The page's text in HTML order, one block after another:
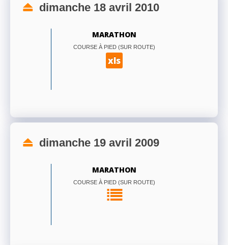
dimanche 18 avril 2010
MARATHON
COURSE À PIED (SUR ROUTE)
xls
dimanche 19 avril 2009
MARATHON
COURSE À PIED (SUR ROUTE)